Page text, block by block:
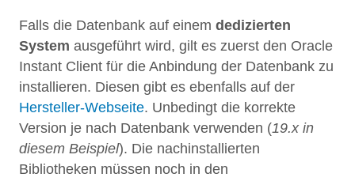
Falls die Datenbank auf einem dedizierten
System ausgeführt wird, gilt es zuerst den Oracle
Instant Client für die Anbindung der Datenbank zu
installieren. Diesen gibt es ebenfalls auf der
Hersteller-Webseite. Unbedingt die korrekte
Version je nach Datenbank verwenden (19.x in
diesem Beispiel). Die nachinstallierten
Bibliotheken müssen noch in den